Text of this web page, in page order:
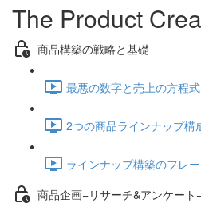
The Product
商品構築の戦略と基礎
最悪の数字と売上の方程
2つの商品ラインナップ構
ラインナップ構築のフレ
商品企画−リサーチ&アンケート